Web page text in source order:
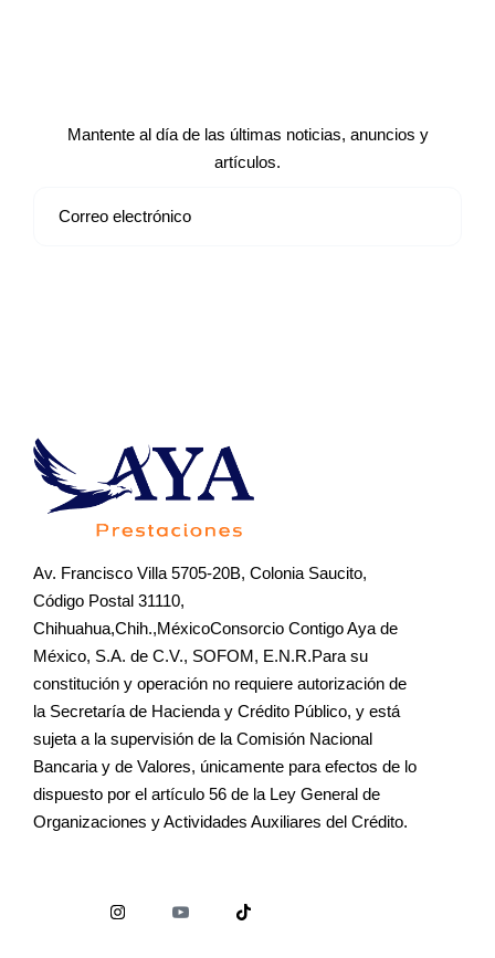
Mantente al día de las últimas noticias, anuncios y
artículos.
Av. Francisco Villa 5705-20B, Colonia Saucito,
Código Postal 31110,
Chihuahua,Chih.,MéxicoConsorcio Contigo Aya de
México, S.A. de C.V., SOFOM, E.N.R.Para su
constitución y operación no requiere autorización de
la Secretaría de Hacienda y Crédito Público, y está
sujeta a la supervisión de la Comisión Nacional
Bancaria y de Valores, únicamente para efectos de lo
dispuesto por el artículo 56 de la Ley General de
Organizaciones y Actividades Auxiliares del Crédito.